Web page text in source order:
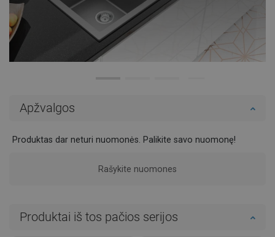
Apžvalgos
Produktas dar neturi nuomonės. Palikite savo nuomonę!
Rašykite nuomones
Produktai iš tos pačios serijos